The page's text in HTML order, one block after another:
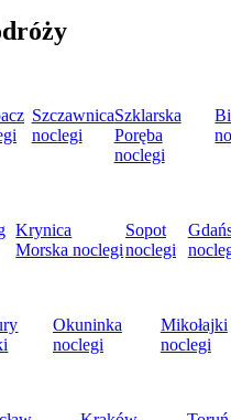
Szczawnica
noclegi
Szklarska
Poręba
noclegi
Krynica
Morska noclegi
Sopot
noclegi
Okuninka
noclegi
Mikołajki
noclegi